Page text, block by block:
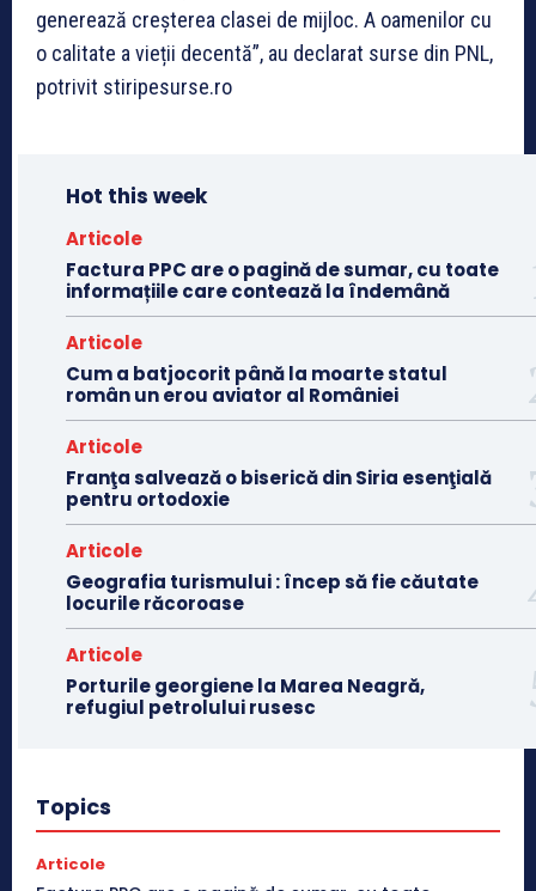
generează creșterea clasei de mijloc. A oamenilor cu
o calitate a vieții decentă”, au declarat surse din PNL,
potrivit stiripesurse.ro
Hot this week
Articole
Factura PPC are o pagină de sumar, cu toate
informațiile care contează la îndemână
Articole
Cum a batjocorit până la moarte statul
român un erou aviator al României
Articole
Franţa salvează o biserică din Siria esenţială
pentru ortodoxie
Articole
Geografia turismului : încep să fie căutate
locurile răcoroase
Articole
Porturile georgiene la Marea Neagră,
refugiul petrolului rusesc
Topics
Articole